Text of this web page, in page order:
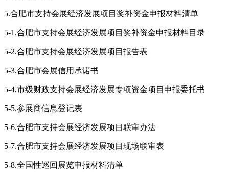
5.合肥市支持会展经济发展项目奖补资金申报材料清单
5-1.合肥市支持会展经济发展项目奖补资金申报材料目录
5-2.合肥市支持会展经济发展项目报告表
5-3.合肥市会展信用承诺书
5-4.市级财政支持会展经济发展专项资金项目申报委托书
5-5.参展商信息登记表
5-6.合肥市支持会展经济发展项目联审办法
5-7.合肥市支持会展经济发展项目现场联审表
5-8.全国性巡回展览申报材料清单